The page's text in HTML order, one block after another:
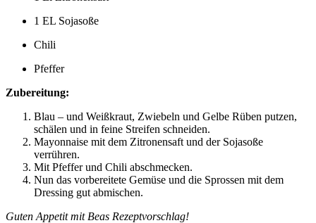
1 EL Sojasoße
Chili
Pfeffer
Zubereitung:
Blau – und Weißkraut, Zwiebeln und Gelbe Rüben putzen,
schälen und in feine Streifen schneiden.
Mayonnaise mit dem Zitronensaft und der Sojasoße
verrühren.
Mit Pfeffer und Chili abschmecken.
Nun das vorbereitete Gemüse und die Sprossen mit dem
Dressing gut abmischen.
Guten Appetit mit Beas Rezeptvorschlag!